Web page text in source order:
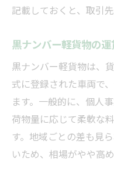
記載しておくと、取引
黒ナンバー軽貨物の
黒ナンバー軽貨物は、
式に登録された車両で
ます。一般的に、個人
荷物量に応じて柔軟な
す。地域ごとの差も見
いため、相場がやや高